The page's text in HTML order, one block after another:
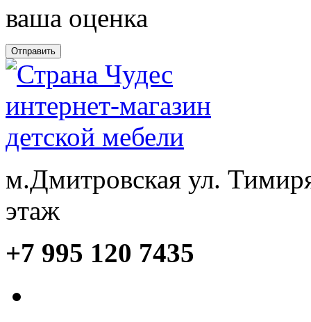
ваша оценка
м.Дмитровская ул.
этаж
+7 995 120 7435